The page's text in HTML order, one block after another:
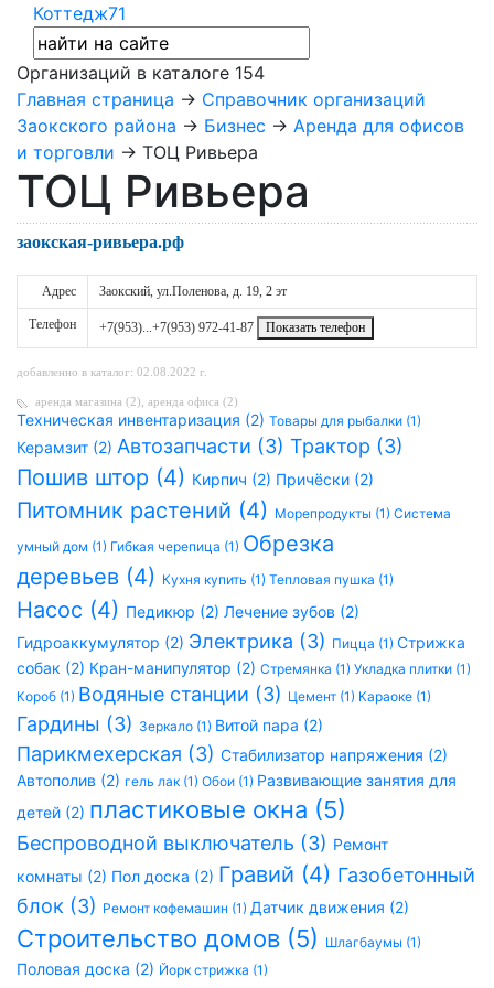
Коттедж71
Организаций в каталоге 154
Главная страница → Справочник организаций
Заокского района → Бизнес → Аренда для офисов
и торговли → ТОЦ Ривьера
ТОЦ Ривьера
заокская-ривьера.рф
Адрес Заокский, ул.Поленова, д. 19, 2 эт
Телефон +7(953)...+7(953) 972-41-87 Показать телефон
добавленно в каталог: 02.08.2022 г.
аренда магазина (2) аренда офиса (2)
Техническая инвентаризация (2) Товары для рыбалки (1)
Керамзит (2) Автозапчасти (3) Трактор (3)
Пошив штор (4) Кирпич (2) Причёски (2)
Питомник растений (4) Морепродукты (1) Система
умный дом (1) Гибкая черепица (1) Обрезка
деревьев (4) Кухня купить (1) Тепловая пушка (1)
Насос (4) Педикюр (2) Лечение зубов (2)
Гидроаккумулятор (2) Электрика (3) Пицца (1) Стрижка
собак (2) Кран-манипулятор (2) Стремянка (1) Укладка плитки (1)
Короб (1) Водяные станции (3) Цемент (1) Караоке (1)
Гардины (3) Зеркало (1) Витой пара (2)
Парикмехерская (3) Стабилизатор напряжения (2)
Автополив (2) гель лак (1) Обои (1) Развивающие занятия для
детей (2) пластиковые окна (5)
Беспроводной выключатель (3) Ремонт
комнаты (2) Пол доска (2) Гравий (4) Газобетонный
блок (3) Ремонт кофемашин (1) Датчик движения (2)
Строительство домов (5) Шлагбаумы (1)
Половая доска (2) Йорк стрижка (1)